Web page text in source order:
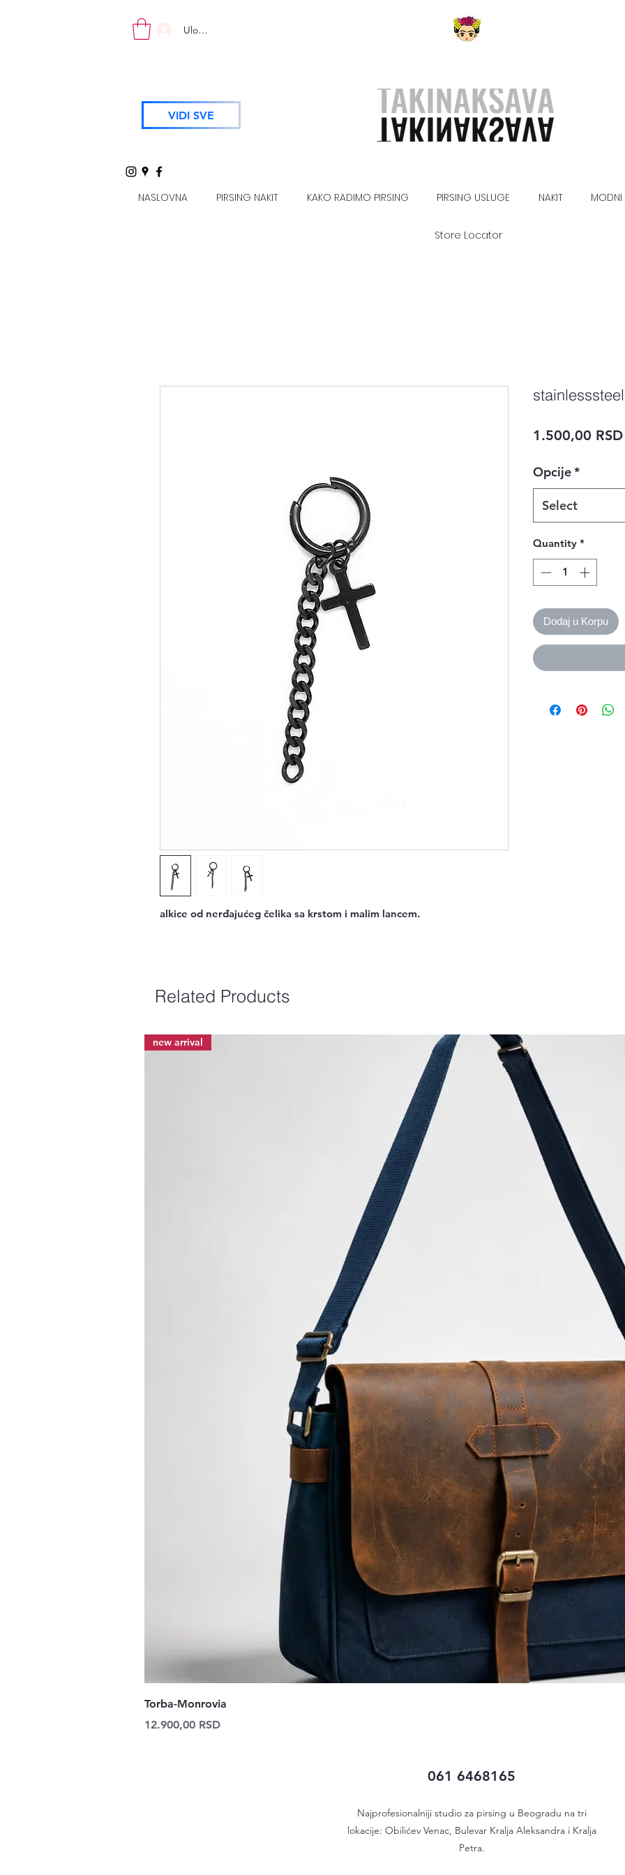
Uloguj se
VIDI SVE
NASLOVNA PIRSING NAKIT KAKO RADIMO PIRSING PIRSING USLUGE NAKIT MODNI
Store Locator
alkice od nerđajućeg čelika sa krstom i malim lancem.
1.500,00 RSD
Opcije*
Select
Quantity *
Dodaj u Korpu
Related Products
new arrival
Torba-Monrovia
Price
12.900,00 RSD
061 6468165
Najprofesionalniji studio za pirsing u Beogradu na tri
lokacije: Obilićev Venac, Bulevar Kralja Aleksandra i Kralja
Petra.